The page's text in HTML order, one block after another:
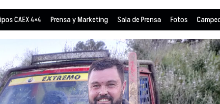
CAEX 4×4 Prensa y Marketing Sala de Prensa Fotos